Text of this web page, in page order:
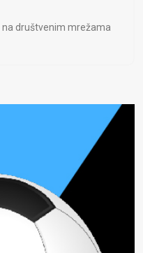
na društvenim mrežama